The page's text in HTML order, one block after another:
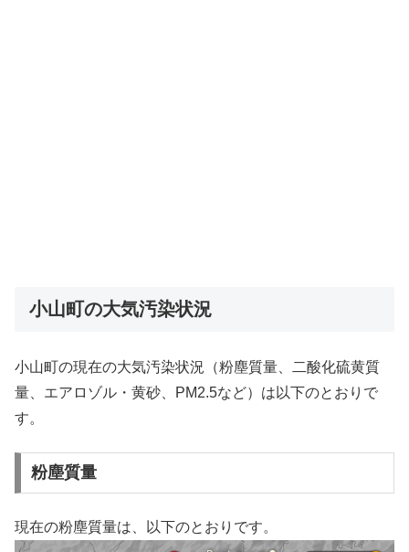
小山町の大気汚染状況
小山町の現在の大気汚染状況（粉塵質量、二酸化硫黄質
量、エアロゾル・黄砂、PM2.5など）は以下のとおりで
す。
粉塵質量
現在の粉塵質量は、以下のとおりです。